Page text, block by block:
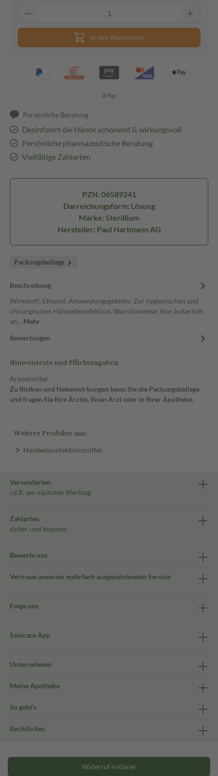
In den Warenkorb
Persönliche Beratung
Desinfiziert die Hände schonend & wirkungsvoll
Persönliche pharmazeutische Beratung
Vielfältige Zahlarten
PZN: 06589241
Darreichungsform: Lösung
Marke: Sterillium
Hersteller: Paul Hartmann AG
Packungsbeilage
Beschreibung
Wirkstoff: Ethanol. Anwendungsgebiete: Zur hygienischen und
chirurgischen Händedesinfektion. Warnhinweise: Nur äußerlich
an… Mehr
Bewertungen
Hinweistexte und Pflichtangaben
Arzneimittel
Zu Risiken und Nebenwirkungen lesen Sie die Packungsbeilage
und fragen Sie Ihre Ärztin, Ihren Arzt oder in Ihrer Apotheke.
Weitere Produkte aus:
Händedesinfektionsmittel
Versandarten
i.d.R. am nächsten Werktag
Zahlarten
sicher und bequem
Bewerte uns
Vertraue unserem mehrfach ausgezeichneten Service
Folge uns
Sanicare App
Unternehmen
Meine Apotheke
So geht's
Rechtliches
Widerruf erklären